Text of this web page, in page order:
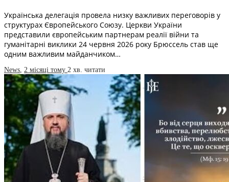
Українська делегація провела низку важливих переговорів у
структурах Європейського Союзу. Церкви України
представили європейським партнерам реалії війни та
гуманітарні виклики 24 червня 2026 року Брюссель став ще
одним важливим майданчиком…
News 2 місяці тому 2 хв. читати